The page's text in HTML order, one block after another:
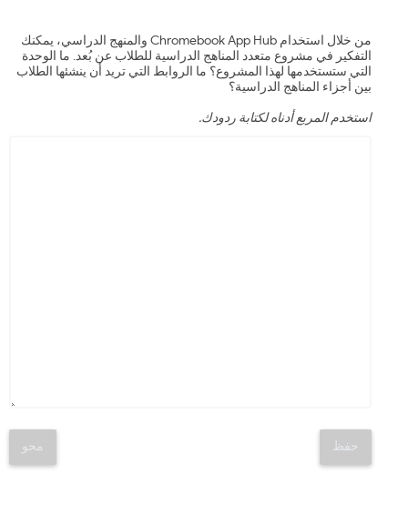
من خلال استخدام Chromebook App Hub والمنهج الدراسي، يمكنك
التفكير في مشروع متعدد المناهج الدراسية للطلاب عن بُعد. ما الوحدة
التي ستستخدمها لهذا المشروع؟ ما الروابط التي تريد أن ينشئها الطلاب
بين أجزاء المناهج الدراسية؟
استخدم المربع أدناه لكتابة ردودك.